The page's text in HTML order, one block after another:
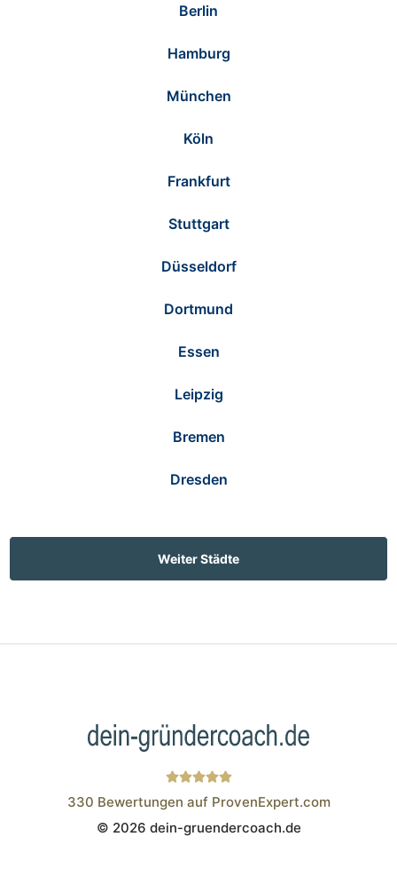
Berlin
Hamburg
München
Köln
Frankfurt
Stuttgart
Düsseldorf
Dortmund
Essen
Leipzig
Bremen
Dresden
Weiter Städte
Wistor GmbH
330 Bewertungen auf ProvenExpert.com
© 2026 dein-gruendercoach.de